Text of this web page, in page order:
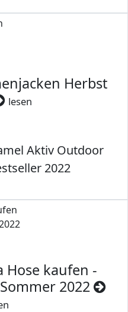
Herbst
lesen
Aktiv Outdoor
2022
Hose kaufen -
2022